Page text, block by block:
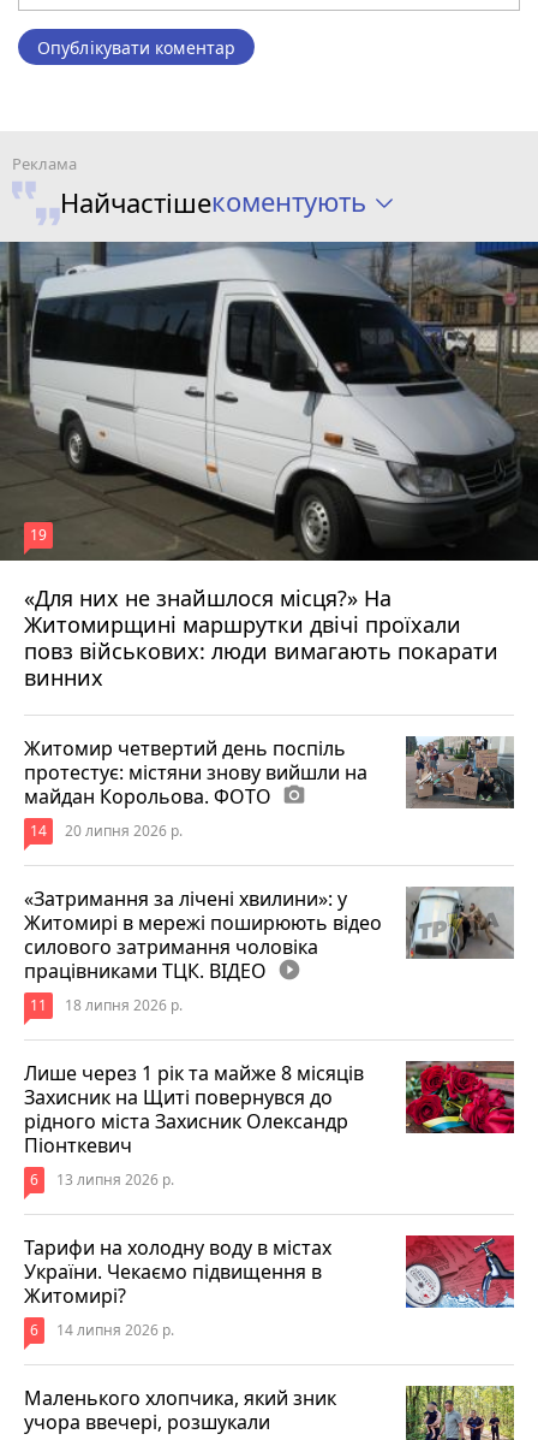
Опублікувати коментар
Найчастішекоментують
«Для них не знайшлося місця?» На
Житомирщині маршрутки двічі проїхали
повз військових: люди вимагають покарати
винних
19
17 липня 2026 р.
Житомир четвертий день поспіль
протестує: містяни знову вийшли на
майдан Корольова. ФОТО photo_camera
14 20 липня 2026 р.
«Затримання за лічені хвилини»: у
Житомирі в мережі поширюють відео
силового затримання чоловіка
працівниками ТЦК. ВІДЕО play_circle_filled
11 18 липня 2026 р.
Лише через 1 рік та майже 8 місяців
Захисник на Щиті повернувся до
рідного міста Захисник Олександр
Піонткевич
6 13 липня 2026 р.
Тарифи на холодну воду в містах
України. Чекаємо підвищення в
Житомирі?
6 14 липня 2026 р.
Маленького хлопчика, який зник
учора ввечері, розшукали